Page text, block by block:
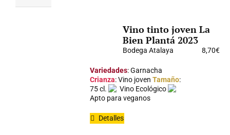
Vino tinto joven La
Bien Plantá 2023
Bodega Atalaya 8,70€
Variedades: Garnacha
Crianza: Vino joven Tamaño:
75 cl.
Vino Ecológico
Apto para veganos
Detalles